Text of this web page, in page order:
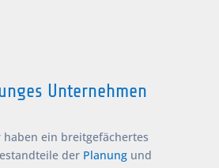
Unternehmen
ein breitgefächertes
der Planungund